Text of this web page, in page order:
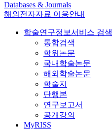
Databases & Journals
해외전자자료 이용안내
학술연구정보서비스 검색
통합검색
학위논문
국내학술논문
해외학술논문
학술지
단행본
연구보고서
공개강의
MyRISS